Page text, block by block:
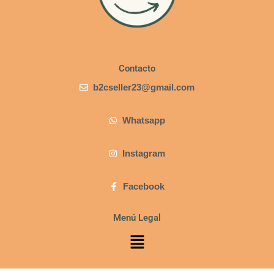
Contacto
b2cseller23@gmail.com
Whatsapp
Instagram
Facebook
Menú Legal
Menú